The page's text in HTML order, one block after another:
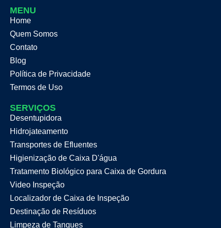
MENU
Home
Quem Somos
Contato
Blog
Política de Privacidade
Termos de Uso
SERVIÇOS
Desentupidora
Hidrojateamento
Transportes de Efluentes
Higienização de Caixa D'água
Tratamento Biológico para Caixa de Gordura
Video Inspeção
Localizador de Caixa de Inspeção
Destinação de Resíduos
Limpeza de Tanques